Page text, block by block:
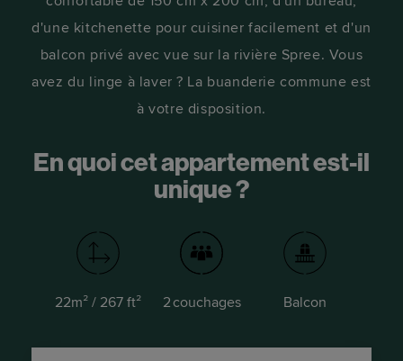
d'une kitchenette pour cuisiner facilement et d'un
balcon privé avec vue sur la rivière Spree. Vous
avez du linge à laver ? La buanderie commune est
à votre disposition.
En quoi cet appartement est-il
unique ?
22m² / 267 ft² 2 couchages Balcon